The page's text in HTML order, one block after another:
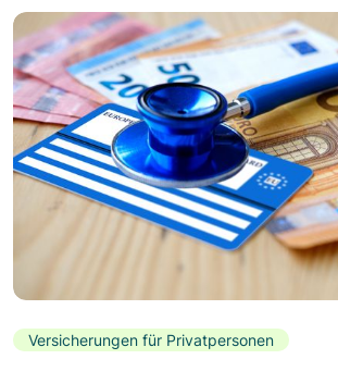
Versicherungen für Privatpersonen